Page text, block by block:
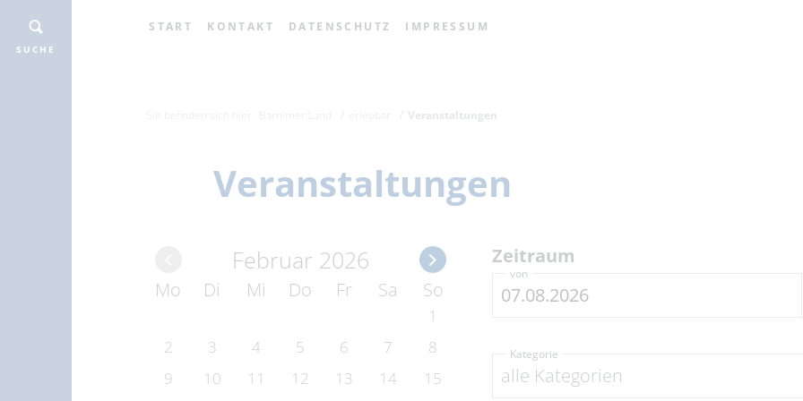
START KONTAKT DATENSCHUTZ IMPRESSUM
SUCHE
Veranstaltungen
Veranstaltungen
Februar 2026
Mo Di Mi Do Fr Sa So
1
2
3 4 5 6 7
8
9
10 11 12 13 14
15
Zeitraum
von
alle Kategorien
Kategorie